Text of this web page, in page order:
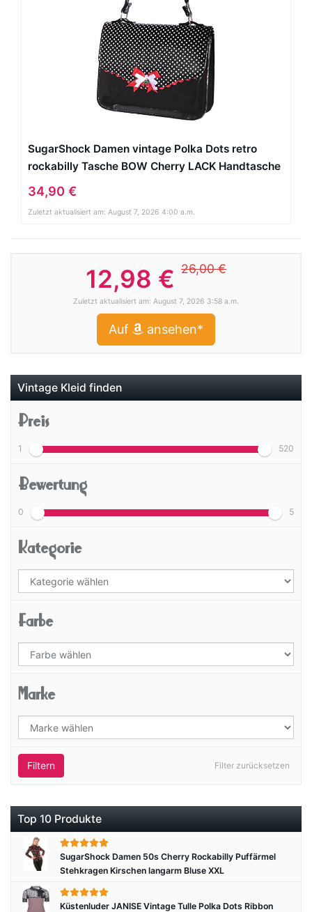
SugarShock Damen vintage Polka Dots retro
rockabilly Tasche BOW Cherry LACK Handtasche
34,90 €
Zuletzt aktualisiert am: August 7, 2026 4:00 a.m.
12,98 € 26,00 €
Zuletzt aktualisiert am: August 7, 2026 3:58 a.m.
Auf ansehen*
Vintage Kleid finden
Preis
1 520
Bewertung
0 5
Kategorie
Farbe
Marke
Filter zurücksetzen
Filtern
Top 10 Produkte
SugarShock Damen 50s Cherry Rockabilly Puffärmel
Stehkragen Kirschen langarm Bluse XXL
Küstenluder JANISE Vintage Tulle Polka Dots Ribbon